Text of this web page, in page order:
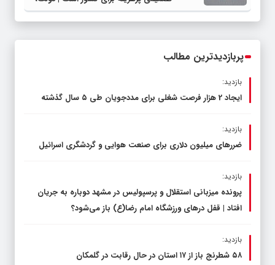
قاچاق سوخت و عوامل اصلی ناترازی را
پربازدیدترین مطالب
بازدید:
ایجاد 2 هزار فرصت شغلی برای مددجویان طی ۵ سال گذشته
بازدید:
ضررهای میلیون دلاری برای صنعت هوایی و گردشگری اسرائیل
بازدید:
پرونده میزبانی استقلال و پرسپولیس در مشهد دوباره به جریان
افتاد | قفل در‌های ورزشگاه امام رضا(ع) باز می‌شود؟
بازدید:
۵۸ شطرنج‌ باز از ۱۷ استان در حال رقابت در گلمکان